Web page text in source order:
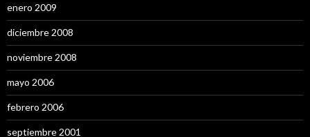
enero 2009
diciembre 2008
noviembre 2008
mayo 2006
febrero 2006
septiembre 2001